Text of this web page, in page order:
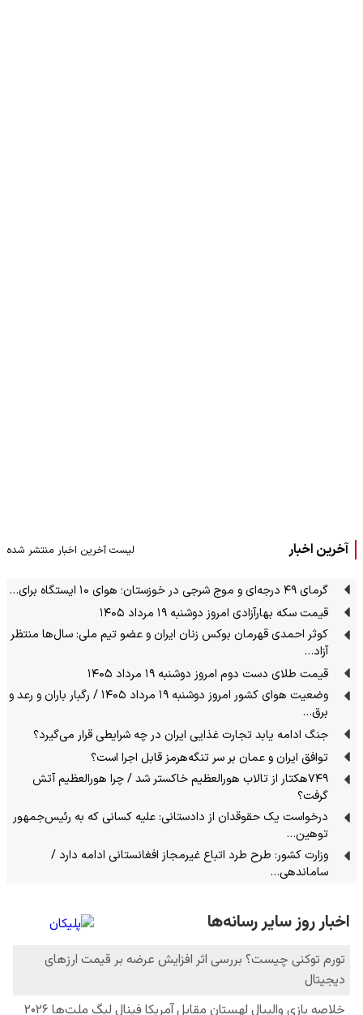
آخرین اخبار لیست آخرین اخبار منتشر شده
گرمای ۴۹ درجه‌ای و موج شرجی در خوزستان؛ هوای ۱۰ ایستگاه برای…
قیمت سکه بهارآزادی امروز دوشنبه ۱۹ مرداد ۱۴۰۵
کوثر احمدی قهرمان بوکس زنان ایران و عضو تیم ملی: سال‌ها منتظر
آزاد…
قیمت طلای دست دوم امروز دوشنبه ۱۹ مرداد ۱۴۰۵
وضعیت هوای کشور امروز دوشنبه ۱۹ مرداد ۱۴۰۵ / رگبار باران و رعد و
برق…
جنگ ادامه یابد تجارت غذایی ایران در چه شرایطی قرار می‌گیرد؟
توافق ایران و عمان بر سر تنگه‌هرمز قابل اجرا است؟
۷۴۹هکتار از تالاب هورالعظیم خاکستر شد / چرا هورالعظیم آتش
گرفت؟
درخواست یک حقوقدان از دادستانی: علیه کسانی که به رئیس‌جمهور
توهین…
وزارت کشور: طرح طرد اتباع غیرمجاز افغانستانی ادامه دارد /
ساماندهی…